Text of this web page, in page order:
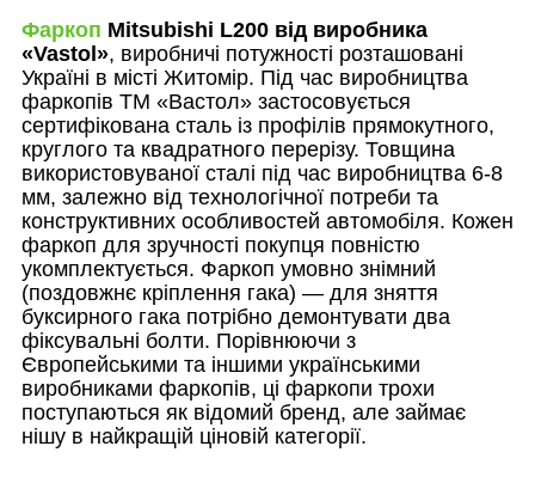
Фаркоп Mitsubishi L200 від виробника
«Vastol», виробничі потужності розташовані
Україні в місті Житомір. Під час виробництва
фаркопів ТМ «Вастол» застосовується
сертифікована сталь із профілів прямокутного,
круглого та квадратного перерізу. Товщина
використовуваної сталі під час виробництва 6-8
мм, залежно від технологічної потреби та
конструктивних особливостей автомобіля. Кожен
фаркоп для зручності покупця повністю
укомплектується. Фаркоп умовно знімний
(поздовжнє кріплення гака) — для зняття
буксирного гака потрібно демонтувати два
фіксувальні болти. Порівнюючи з
Європейськими та іншими українськими
виробниками фаркопів, ці фаркопи трохи
поступаються як відомий бренд, але займає
нішу в найкращій ціновій категорії.